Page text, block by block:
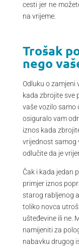
cesti jer ne
na vrijeme.
Trošak
nego
Odluku o zamjeni
kada zbrojite sve
vaše vozilo samo
osiguralo vam
iznos kada
vrijednost samog
odlučite da je
Čak i kada jedan
primjer iznos
starog rabljenog
toliko novca
ušteđevine ili ne.
namijeniti za
nabavku drugog